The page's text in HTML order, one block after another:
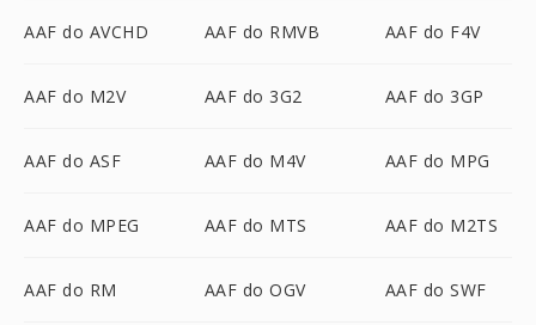
AAF do AVCHD AAF do RMVB AAF do F4V
AAF do M2V AAF do 3G2 AAF do 3GP
AAF do ASF AAF do M4V AAF do MPG
AAF do MPEG AAF do MTS AAF do M2TS
AAF do RM AAF do OGV AAF do SWF